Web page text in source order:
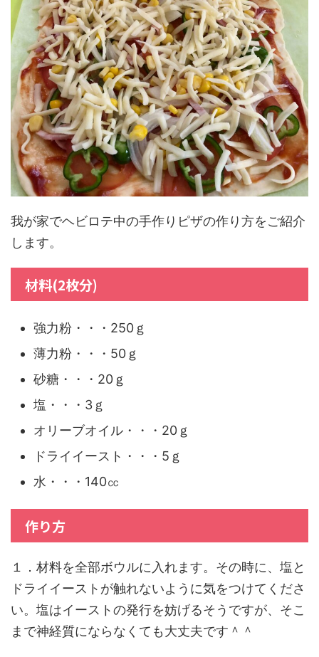
我が家でヘビロテ中の手作りピザの作り方をご紹介
します。
材料(2枚分)
強力粉・・・250ｇ
薄力粉・・・50ｇ
砂糖・・・20ｇ
塩・・・3ｇ
オリーブオイル・・・20ｇ
ドライイースト・・・5ｇ
水・・・140㏄
作り方
１．材料を全部ボウルに入れます。その時に、塩と
ドライイーストが触れないように気をつけてくださ
い。塩はイーストの発行を妨げるそうですが、そこ
まで神経質にならなくても大丈夫です＾＾